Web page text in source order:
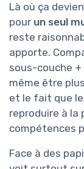
Là où ça
pour un seul
reste
apporte.
sous-couche
même être
et le fait que
reproduire à la
compétences
Face à des